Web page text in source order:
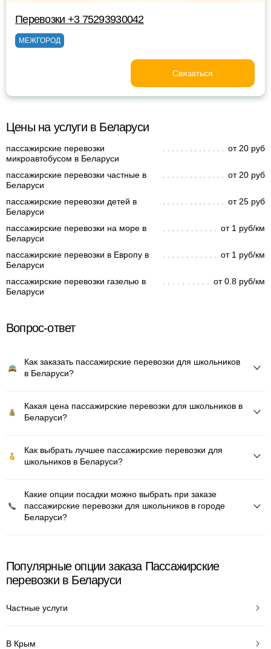
Перевозки +3 75293930042
МЕЖГОРОД
Связаться
Цены на услуги в Беларуси
пассажирские перевозки
микроавтобусом в Беларуси
от 20 руб
пассажирские перевозки частные в
Беларуси
от 20 руб
пассажирские перевозки детей в
Беларуси
от 25 руб
пассажирские перевозки на море в
Беларуси
от 1 руб/км
пассажирские перевозки в Европу в
Беларуси
от 1 руб/км
пассажирские перевозки газелью в
Беларуси
от 0.8 руб/км
Вопрос-ответ
Как заказать пассажирские перевозки для школьников
в Беларуси?
Какая цена пассажирские перевозки для школьников в
Беларуси?
Как выбрать лучшее пассажирские перевозки для
школьников в Беларуси?
Какие опции посадки можно выбрать при заказе
пассажирские перевозки для школьников в городе
Беларуси?
Популярные опции заказа Пассажирские
перевозки в Беларуси
Частные услуги
В Крым